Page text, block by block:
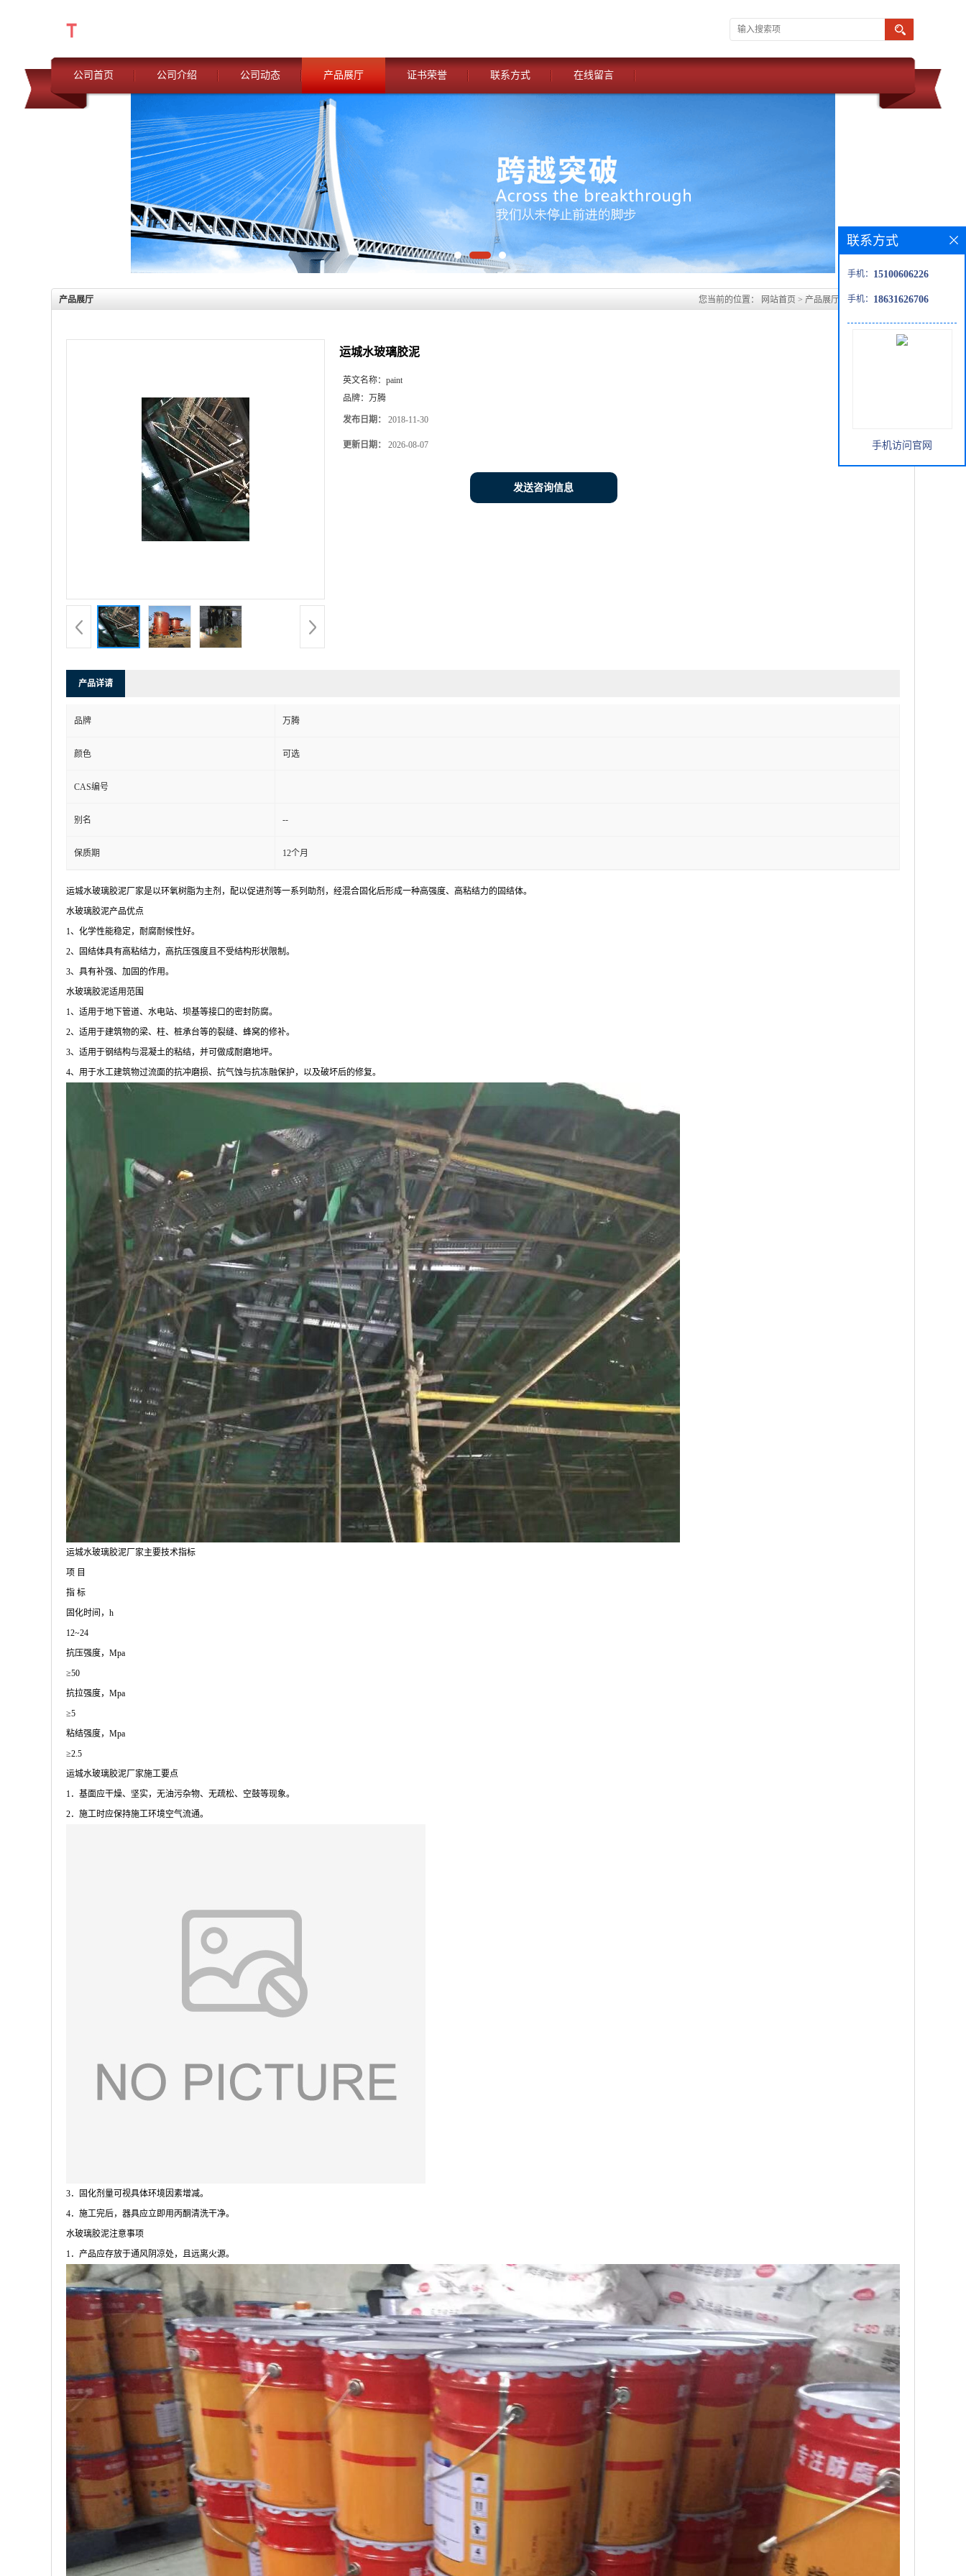
公司首页 公司介绍 公司动态 产品展厅 证书荣誉 联系方式 在线留言
产品展厅 您当前的位置： 网站首页 > 产品展厅 运城水玻璃胶泥
运城水玻璃胶泥
英文名称： paint
品牌： 万腾
发布日期： 2018-11-30
更新日期： 2026-08-07
发送咨询信息
产品详请
品牌 万腾
颜色 可选
CAS编号
别名 --
保质期 12个月
运城水玻璃胶泥厂家是以环氧树脂为主剂，配以促进剂等一系列助剂，经混合固化后形成一种高强度、高粘结力的固结体。
水玻璃胶泥产品优点
1、化学性能稳定，耐腐耐候性好。
2、固结体具有高粘结力，高抗压强度且不受结构形状限制。
3、具有补强、加固的作用。
水玻璃胶泥适用范围
1、适用于地下管道、水电站、坝基等接口的密封防腐。
2、适用于建筑物的梁、柱、桩承台等的裂缝、蜂窝的修补。
3、适用于钢结构与混凝土的粘结，并可做成耐磨地坪。
4、用于水工建筑物过流面的抗冲磨损、抗气蚀与抗冻融保护，以及破坏后的修复。
运城水玻璃胶泥厂家主要技术指标
项 目
指 标
固化时间，h
12~24
抗压强度，Mpa
≥50
抗拉强度，Mpa
≥5
粘结强度，Mpa
≥2.5
运城水玻璃胶泥厂家施工要点
1．基面应干燥、坚实，无油污杂物、无疏松、空鼓等现象。
2．施工时应保持施工环境空气流通。
3．固化剂量可视具体环境因素增减。
4．施工完后，器具应立即用丙酮清洗干净。
水玻璃胶泥注意事项
1．产品应存放于通风阴凉处，且远离火源。
联系方式
手机： 15100606226
手机： 18631626706
手机访问官网